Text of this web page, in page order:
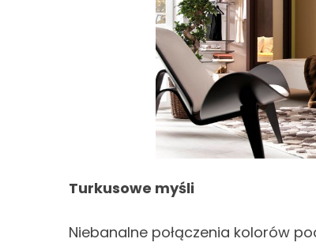
Turkusowe myśli
Niebanalne połączenia kolorów